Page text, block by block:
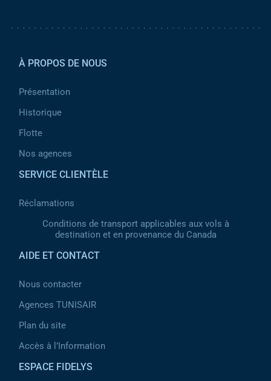
À PROPOS DE NOUS
Présentation
Historique
Flotte
Nos agences
SERVICE CLIENTÈLE
Réclamations
Conditions de transport applicables aux vols à
destination et en provenance du Canada
AIDE ET CONTACT
Nous contacter
Agences TUNISAIR
Plan du site
Accès à l’Information
ESPACE FIDELYS